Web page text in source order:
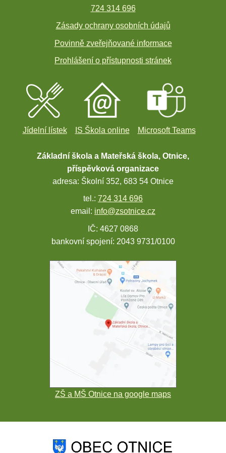
724 314 696
Zásady ochrany osobních údajů
Povinně zveřejňované informace
Prohlášení o přístupnosti stránek
Jídelní lístek IS Škola online Microsoft Teams
Základní škola a Mateřská škola, Otnice,
příspěvková organizace
adresa: Školní 352, 683 54 Otnice
tel.: 724 314 696
email: info@zsotnice.cz
IČ: 4627 0868
bankovní spojení: 2043 9731/0100
ZŠ a MŠ Otnice na google maps